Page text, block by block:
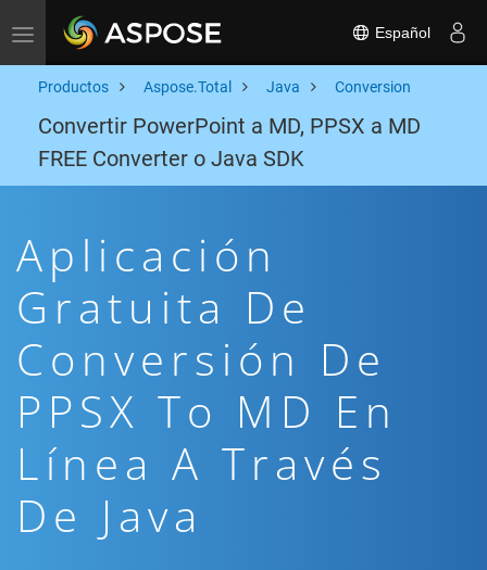
Toggle navigation Español
Productos Aspose.Total Java Conversion
Convertir PowerPoint a MD, PPSX a MD
FREE Converter o Java SDK
Aplicación
Gratuita De
Conversión De
PPSX To MD En
Línea A Través
De Java